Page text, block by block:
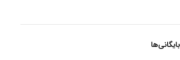
بایگانی‌ها